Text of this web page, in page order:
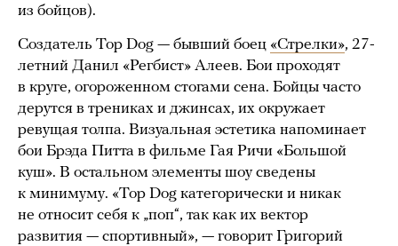
из бойцов).
Создатель Top Dog — бывший боец «Стрелки», 27-
летний Данил «Регбист» Алеев. Бои проходят
в круге, огороженном стогами сена. Бойцы часто
дерутся в трениках и джинсах, их окружает
ревущая толпа. Визуальная эстетика напоминает
бои Брэда Питта в фильме Гая Ричи «Большой
куш». В остальном элементы шоу сведены
к минимуму. «Top Dog категорически и никак
не относит себя к „поп“, так как их вектор
развития — спортивный», — говорит Григорий